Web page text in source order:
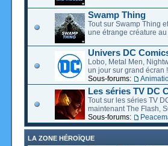
Swamp Thing
Tout sur Swamp Thing
une étrange créature au
Univers DC
Lobo, Metal Men,
un jour sur grand écran !
Sous-forums:
Les séries TV DC
Tout sur les séries TV
maintenant The Flash,
Sous-forums:
LA ZONE HÉROÏQUE